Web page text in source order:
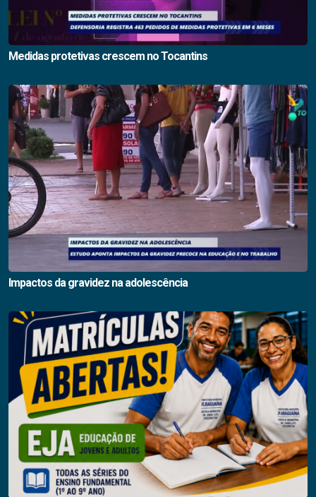
Medidas protetivas crescem no Tocantins
Impactos da gravidez na adolescência